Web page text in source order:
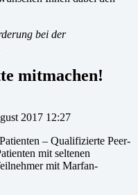
bei der
mitmachen!
2017 12:27
– Qualifizierte Peer-
mit seltenen
mit Marfan-